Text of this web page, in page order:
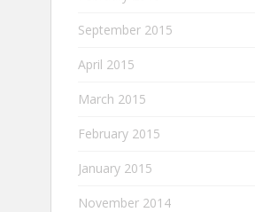
September 2015
April 2015
March 2015
February 2015
January 2015
November 2014